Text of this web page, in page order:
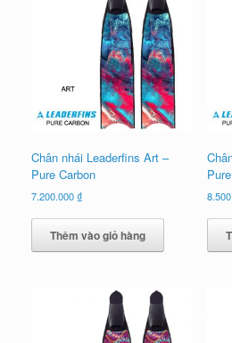
Chân nhái Leaderfins Art –
Pure Carbon
7.200.000₫
Thêm vào giỏ hàng